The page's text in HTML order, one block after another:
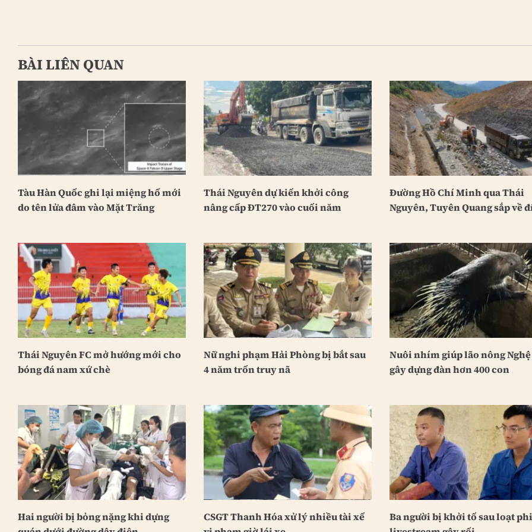
BÀI LIÊN QUAN
Tàu Hàn Quốc ghi lại miệng hố mới
do tên lửa đâm vào Mặt Trăng
Thái Nguyên dự kiến khởi công
nâng cấp ĐT270 vào cuối năm
Đường Hồ Chí Minh qua Thái
Nguyên, Tuyên Quang sắp về
Thái Nguyên FC mở hướng mới cho
bóng đá nam xứ chè
Nữ nghi phạm Hải Phòng bị bắt sau
4 năm trốn truy nã
Nuôi nhím giúp lão nông
gây dựng đàn hơn 400 con
Hai người bị bỏng nặng khi dựng
CSGT Thanh Hóa xử lý nhiều tài xế
Ba người bị khởi tố sau loạt